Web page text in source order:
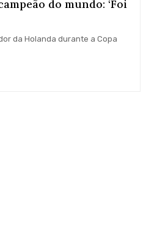
do mundo: ‘Foi
da Holanda durante a Copa